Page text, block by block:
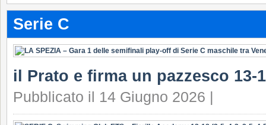
Serie C
il Prato e firma un pazzesco 13-
Pubblicato il 14 Giugno 2026 |